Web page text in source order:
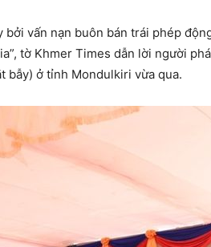
vấn nạn buôn bán trái phép
tờ Khmer Times dẫn lời người
bẫy) ở tỉnh Mondulkiri vừa qua.